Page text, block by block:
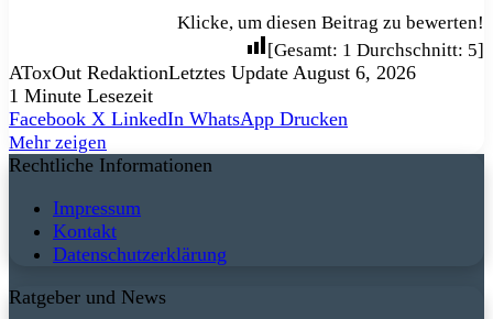
Klicke, um diesen Beitrag zu bewerten!
[Gesamt: 1 Durchschnitt: 5]
AToxOut RedaktionLetztes Update August 6, 2026
1 Minute Lesezeit
Facebook X LinkedIn WhatsApp Drucken
Mehr zeigen
Rechtliche Informationen
Impressum
Kontakt
Datenschutzerklärung
Ratgeber und News